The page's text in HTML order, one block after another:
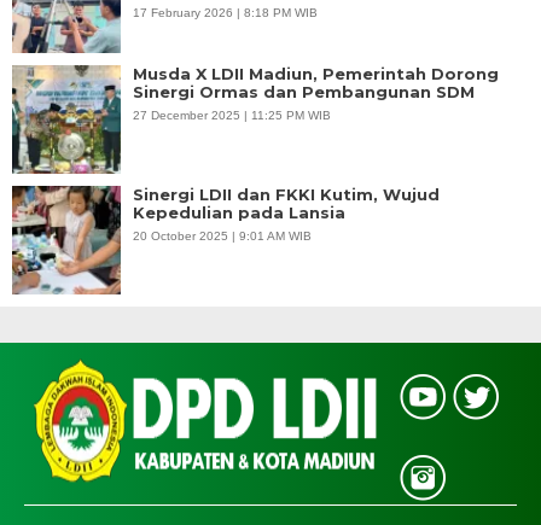
17 February 2026 | 8:18 PM WIB
Musda X LDII Madiun, Pemerintah Dorong
Sinergi Ormas dan Pembangunan SDM
27 December 2025 | 11:25 PM WIB
Sinergi LDII dan FKKI Kutim, Wujud
Kepedulian pada Lansia
20 October 2025 | 9:01 AM WIB